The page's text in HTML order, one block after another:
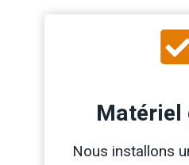
Matériel
Nous installons